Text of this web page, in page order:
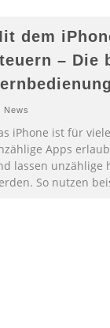
dem
– Die
News
iPhone ist für
Apps
lassen unzählige
So nutzen